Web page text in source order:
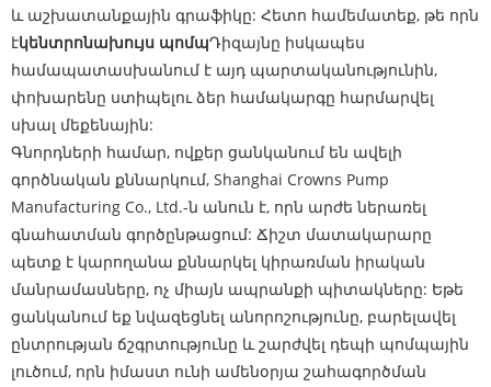
և աշխատանքային գրաֆիկը: Հետո համեմատեք, թե որն
էկենտրոնախույս պոմպԴիզայնը իսկապես
համապատասխանում է այդ պարտականությունին,
փոխարենը ստիպելու ձեր համակարգը հարմարվել
սխալ մեքենային:
Գնորդների համար, ովքեր ցանկանում են ավելի
գործնական քննարկում, Shanghai Crowns Pump
Manufacturing Co., Ltd.-ն անուն է, որն արժե ներառել
գնահատման գործընթացում: Ճիշտ մատակարարը
պետք է կարողանա քննարկել կիրառման իրական
մանրամասները, ոչ միայն ապրանքի պիտակները: Եթե ​​
ցանկանում եք նվազեցնել անորոշությունը, բարելավել
ընտրության ճշգրտությունը և շարժվել դեպի պոմպային
լուծում, որն իմաստ ունի ամենօրյա շահագործման